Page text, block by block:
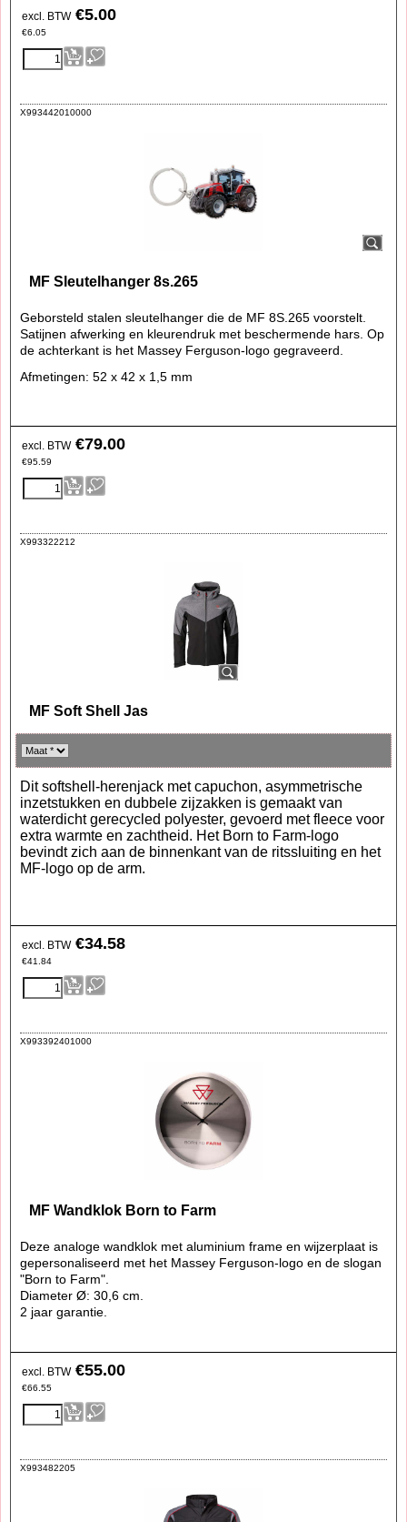
excl. BTW €5.00
€6.05
X993442010000
MF Sleutelhanger 8s.265
Geborsteld stalen sleutelhanger die de MF 8S.265 voorstelt.
Satijnen afwerking en kleurendruk met beschermende hars. Op
de achterkant is het Massey Ferguson-logo gegraveerd.
Afmetingen: 52 x 42 x 1,5 mm
excl. BTW €79.00
€95.59
X993322212
MF Soft Shell Jas
Dit softshell-herenjack met capuchon, asymmetrische
inzetstukken en dubbele zijzakken is gemaakt van
waterdicht gerecycled polyester, gevoerd met fleece voor
extra warmte en zachtheid. Het Born to Farm-logo
bevindt zich aan de binnenkant van de ritssluiting en het
MF-logo op de arm.
excl. BTW €34.58
€41.84
X993392401000
MF Wandklok Born to Farm
Deze analoge wandklok met aluminium frame en wijzerplaat is
gepersonaliseerd met het Massey Ferguson-logo en de slogan
"Born to Farm".
Diameter Ø: 30,6 cm.
2 jaar garantie.
excl. BTW €55.00
€66.55
X993482205